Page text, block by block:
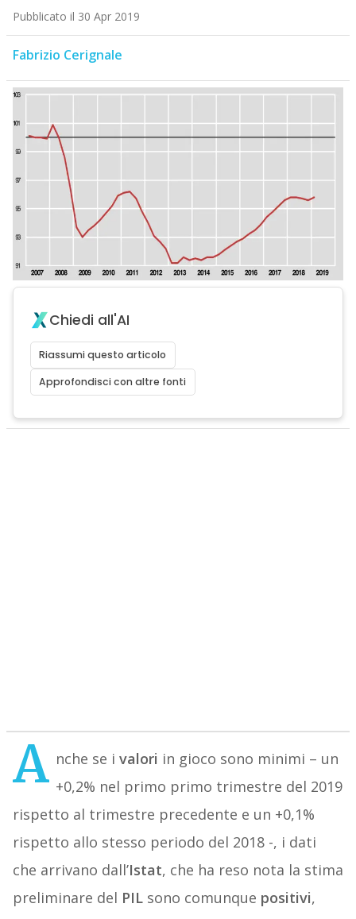
Pubblicato il 30 Apr 2019
Fabrizio Cerignale
Chiedi all'AI
Riassumi questo articolo
Approfondisci con altre fonti
A nche se i valori in gioco sono minimi – un
+0,2% nel primo primo trimestre del 2019
rispetto al trimestre precedente e un +0,1%
rispetto allo stesso periodo del 2018 -, i dati
che arrivano dall’Istat, che ha reso nota la stima
preliminare del PIL sono comunque positivi,